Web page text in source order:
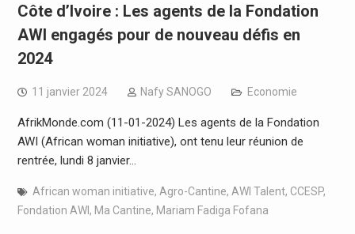
Côte d’Ivoire : Les agents de la Fondation
AWI engagés pour de nouveau défis en
2024
11 janvier 2024 Nafy SANOGO Economie
AfrikMonde.com (11-01-2024) Les agents de la Fondation
AWI (African woman initiative), ont tenu leur réunion de
rentrée, lundi 8 janvier…
African woman initiative, Agro-Cantine, AWI Talent, CCESP,
Fondation AWI , Ma Cantine, Mariam Fadiga Fofana